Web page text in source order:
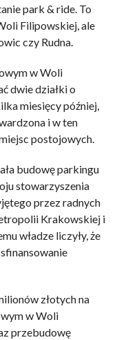
park & ride. To
Filipowskiej, ale
czy Rudna.
w Woli
dwie działki o
miesięcy później,
i w ten
postojowych.
budowę parkingu
stowarzyszenia
przez radnych
Krakowskiej i
władze liczyły, że
złotych na
w Woli
przebudowę